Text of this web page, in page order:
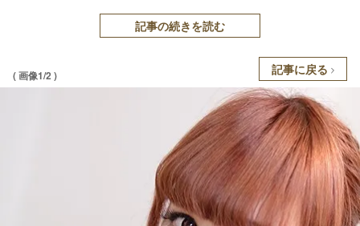
記事の続きを読む
( 画像1/2 ) 記事に戻る